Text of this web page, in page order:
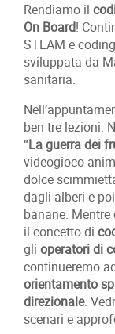
Rendiamo il
On Board!
STEAM e
sviluppata da
sanitaria.
ben tre lezioni.
“La guerra dei
videogioco
dolce
dagli alberi e
banane.
il concetto di
gli operatori di
continueremo
orientamento
direzionale.
scenari e